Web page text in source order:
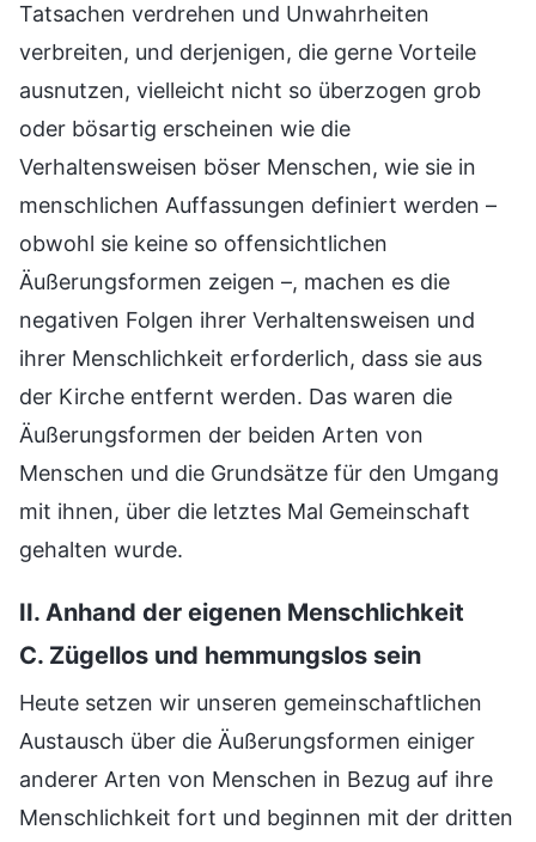
Tatsachen verdrehen und Unwahrheiten
verbreiten, und derjenigen, die gerne Vorteile
ausnutzen, vielleicht nicht so überzogen grob
oder bösartig erscheinen wie die
Verhaltensweisen böser Menschen, wie sie in
menschlichen Auffassungen definiert werden –
obwohl sie keine so offensichtlichen
Äußerungsformen zeigen –, machen es die
negativen Folgen ihrer Verhaltensweisen und
ihrer Menschlichkeit erforderlich, dass sie aus
der Kirche entfernt werden. Das waren die
Äußerungsformen der beiden Arten von
Menschen und die Grundsätze für den Umgang
mit ihnen, über die letztes Mal Gemeinschaft
gehalten wurde.
II. Anhand der eigenen Menschlichkeit
C. Zügellos und hemmungslos sein
Heute setzen wir unseren gemeinschaftlichen
Austausch über die Äußerungsformen einiger
anderer Arten von Menschen in Bezug auf ihre
Menschlichkeit fort und beginnen mit der dritten